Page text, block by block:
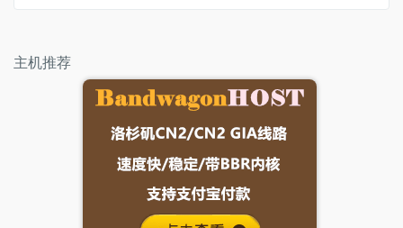
主机推荐